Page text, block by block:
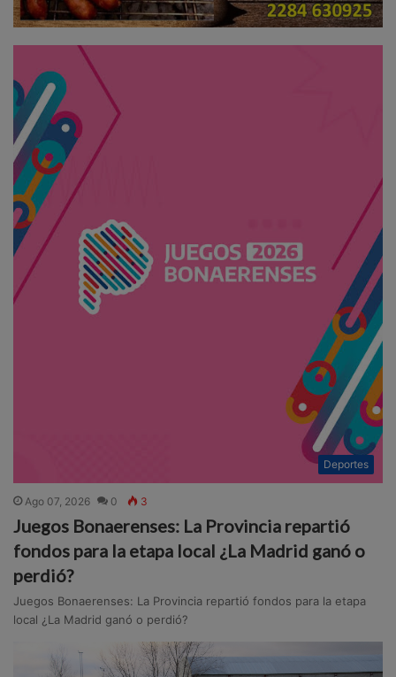
Deportes
Ago 07, 2026 0 3
Juegos Bonaerenses: La Provincia repartió
fondos para la etapa local ¿La Madrid ganó o
perdió?
Juegos Bonaerenses: La Provincia repartió fondos para la etapa
local ¿La Madrid ganó o perdió?